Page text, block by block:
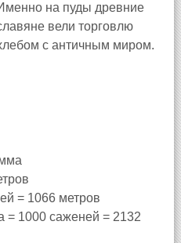
на пуды древние
вели торговлю
с античным миром.
= 1066 метров
= 1000 саженей = 2132